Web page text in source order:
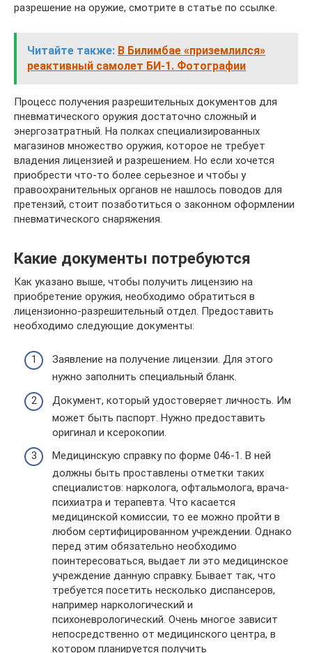
разрешение на оружие, смотрите в статье по ссылке.
Читайте также: В Билимбае «приземлился»
реактивный самолет БИ-1. Фотографии
Процесс получения разрешительных документов для
пневматического оружия достаточно сложный и
энергозатратный. На полках специализированных
магазинов множество оружия, которое не требует
владения лицензией и разрешением. Но если хочется
приобрести что-то более серьезное и чтобы у
правоохранительных органов не нашлось поводов для
претензий, стоит позаботиться о законном оформлении
пневматического снаряжения.
Какие документы потребуются
Как указано выше, чтобы получить лицензию на
приобретение оружия, необходимо обратиться в
лицензионно-разрешительный отдел. Предоставить
необходимо следующие документы:
Заявление на получение лицензии. Для этого
нужно заполнить специальный бланк.
Документ, который удостоверяет личность. Им
может быть паспорт. Нужно предоставить
оригинал и ксерокопии.
Медицинскую справку по форме 046-1. В ней
должны быть проставлены отметки таких
специалистов: нарколога, офтальмолога, врача-
психиатра и терапевта. Что касается
медицинской комиссии, то ее можно пройти в
любом сертифицированном учреждении. Однако
перед этим обязательно необходимо
поинтересоваться, выдает ли это медицинское
учреждение данную справку. Бывает так, что
требуется посетить несколько диспансеров,
например наркологический и
психоневрологический. Очень многое зависит
непосредственно от медицинского центра, в
котором планируется получить